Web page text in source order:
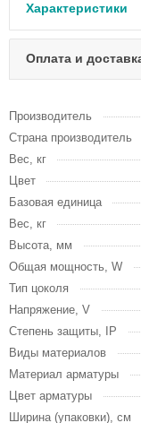
Характеристики
Оплата и
Производитель
Страна производитель
Вес, кг
Цвет
Базовая единица
Вес, кг
Высота, мм
Общая мощность, W
Тип цоколя
Напряжение, V
Степень защиты, IP
Виды материалов
Материал арматуры
Цвет арматуры
Ширина (упаковки), см